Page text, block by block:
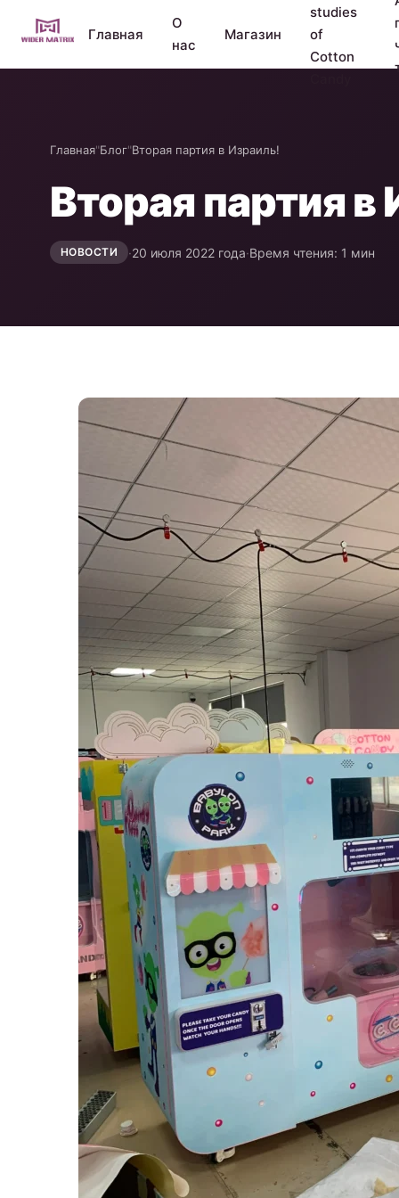
Главная
О
нас
Магазин
studies
of
Cotton
Главная"Блог"Вторая партия в Израиль!
Вторая партия в
НОВОСТИ ·20 июля 2022 года·Время чтения: 1 мин